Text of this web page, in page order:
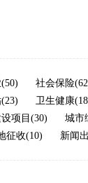
社会保险
卫生健康
项目(30) 城市
征收(10) 新闻